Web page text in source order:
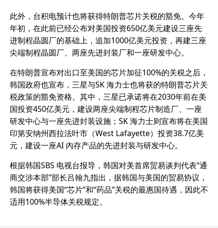
此外，台积电预计也将获得特朗普芯片关税的豁免。今年
年初，在此前已经公布对美国投资650亿美元建设三座先
进制程晶圆厂的基础上，追加1000亿美元投资，再建三座
尖端制程晶圆厂、两座先进封装厂和一座研发中心。
在特朗普宣布对出口至美国的芯片加征100%的关税之后，
韩国政府也宣布，三星与SK 海力士也将获的特朗普芯片关
税政策的豁免资格。其中，三星已承诺将在2030年前在美
国投资450亿美元，建设两座尖端制程芯片制造厂、一座
研发中心与一座先进封装设施；SK 海力士则宣布将在美国
印第安纳州西拉法叶市（West Lafayette）投资38.7亿美
元，建设一座AI 內存产品的先进封装与研发中心。
根据韩国SBS 电视台报导，韩国对美首席贸易谈判代表“通
商交涉本部”部长吕翰九指出，据韩国与美国的贸易协议，
韩国将获得美国“芯片”和“药品”关税的最惠国待遇，因此不
适用100%半导体关税规定。